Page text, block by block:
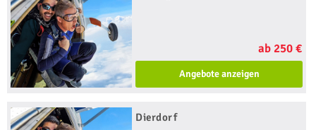
ab 250 €
Angebote anzeigen
Dierdorf